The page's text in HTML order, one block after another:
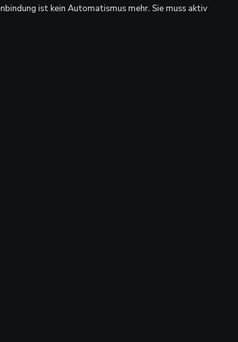
ist kein Automatismus mehr. Sie muss aktiv